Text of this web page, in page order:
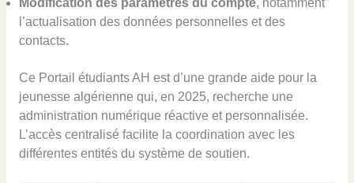
l’actualisation des données personnelles et des
contacts.
Ce Portail étudiants AH est d’une grande aide pour la
jeunesse algérienne qui, en 2025, recherche une
administration numérique réactive et personnalisée.
L’accès centralisé facilite la coordination avec les
différentes entités du système de soutien.